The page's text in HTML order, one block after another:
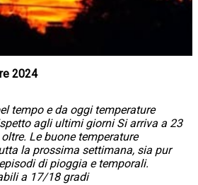
2024
tempo e da oggi temperature
agli ultimi giorni Si arriva a 23
Le buone temperature
la prossima settimana, sia pur
di pioggia e temporali.
a 17/18 gradi